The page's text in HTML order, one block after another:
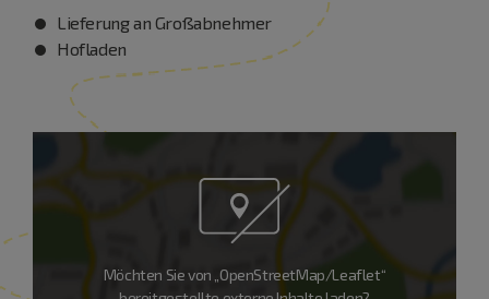
Lieferung an Großabnehmer
Hofladen
Möchten Sie von „OpenStreetMap/Leaflet“